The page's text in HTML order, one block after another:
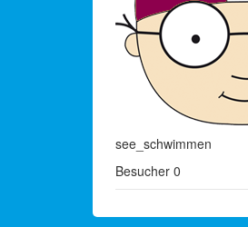
see_schwimmen
Besucher 0